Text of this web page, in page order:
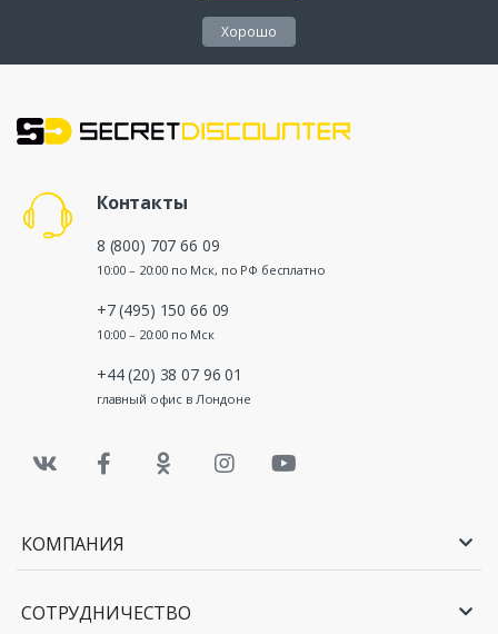
Хорошо
Контакты
8 (800) 707 66 09
10:00 – 20:00 по Мск, по РФ бесплатно
+7 (495) 150 66 09
10:00 – 20:00 по Мск
+44 (20) 38 07 96 01
главный офис в Лондоне
КОМПАНИЯ
СОТРУДНИЧЕСТВО